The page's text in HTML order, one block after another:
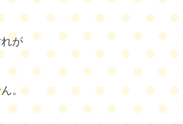
が
。